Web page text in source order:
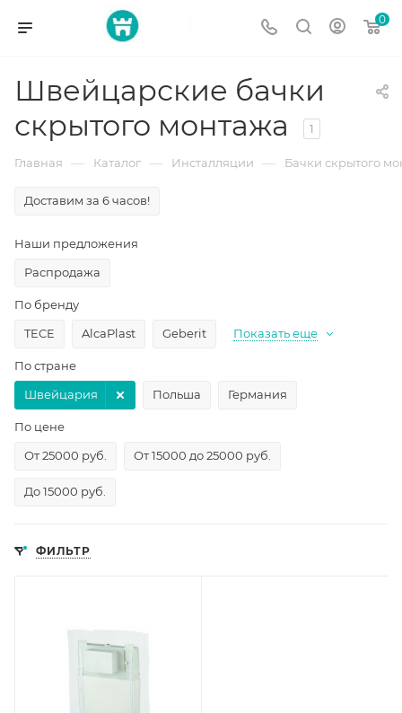
0
Швейцарские бачки
скрытого монтажа
1
Главная — Каталог — Инсталляции — Бачки скрытого
Доставим за 6 часов!
Наши предложения
Распродажа
По бренду
TECE
AlcaPlast Geberit Показать еще
По стране
Швейцария
Польша Германия
По цене
От 25000 руб.
От 15000 до 25000 руб.
До 15000 руб.
ФИЛЬТР